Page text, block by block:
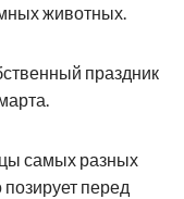
животных.
праздник
самых разных
перед